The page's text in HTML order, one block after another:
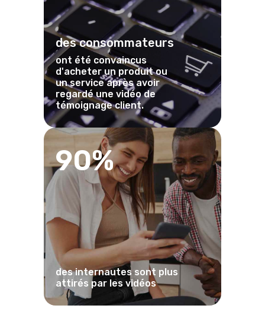
des consommateurs
ont été convaincus
d'acheter un produit ou
un service après avoir
regardé une vidéo de
témoignage client.
90%
des internautes sont plus
attirés par les vidéos